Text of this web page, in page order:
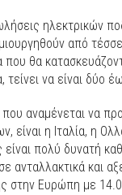
ηλεκτρικών
από
θα
τείνει να είναι δύο
αναμένεται να
είναι η Ιταλία, η
είναι πολύ δυνατή
ανταλλακτικά και
στην Ευρώπη με